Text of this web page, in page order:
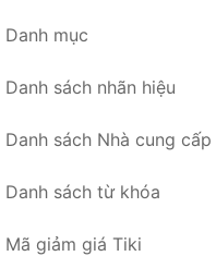
Danh mục
Danh sách nhãn hiệu
Danh sách Nhà cung cấp
Danh sách từ khóa
Mã giảm giá Tiki